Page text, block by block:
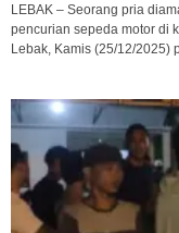
LEBAK – Seorang pria
pencurian sepeda motor di
Lebak, Kamis (25/12/2025)